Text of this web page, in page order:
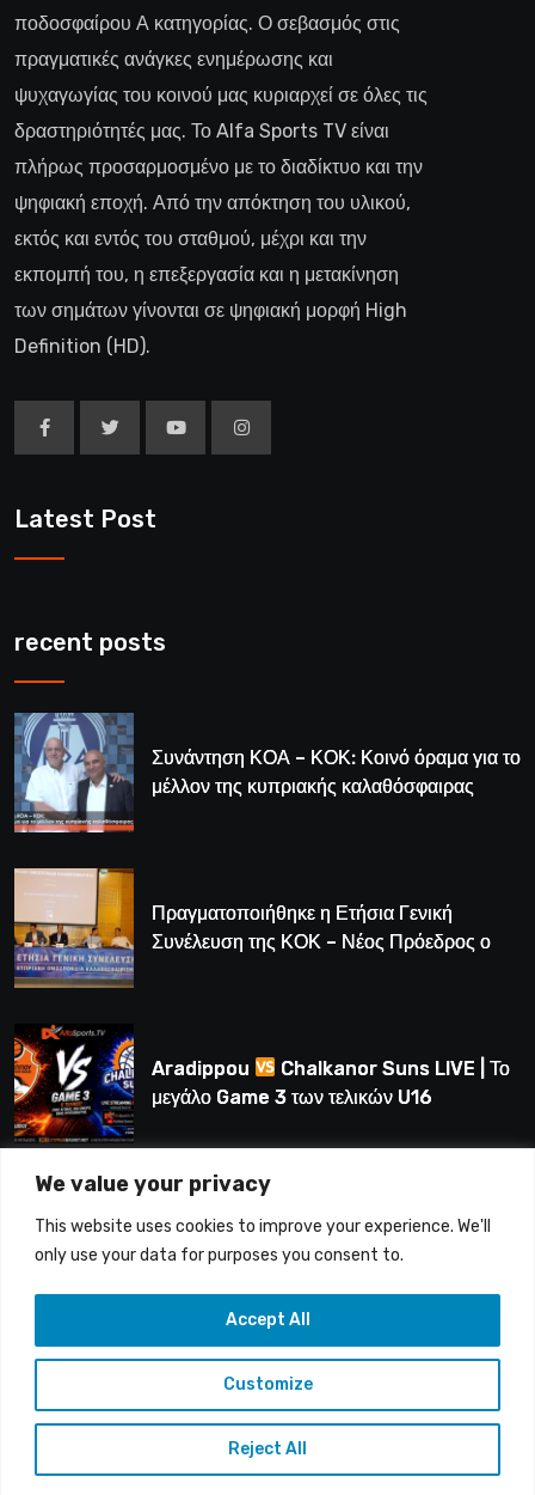
We value your privacy
This website uses cookies to improve your experience. We'll
only use your data for purposes you consent to.
Customize
Reject All
Accept All
ποδοσφαίρου Α κατηγορίας. Ο σεβασμός στις
πραγματικές ανάγκες ενημέρωσης και
ψυχαγωγίας του κοινού μας κυριαρχεί σε όλες τις
δραστηριότητές μας. Το Alfa Sports TV είναι
πλήρως προσαρμοσμένο με το διαδίκτυο και την
ψηφιακή εποχή. Από την απόκτηση του υλικού,
εκτός και εντός του σταθμού, μέχρι και την
εκπομπή του, η επεξεργασία και η μετακίνηση
των σημάτων γίνονται σε ψηφιακή μορφή High
Definition (HD).
Latest Post
recent posts
Συνάντηση ΚΟΑ – ΚΟΚ: Κοινό όραμα για το
μέλλον της κυπριακής καλαθόσφαιρας
Πραγματοποιήθηκε η Ετήσια Γενική
Συνέλευση της ΚΟΚ – Νέος Πρόεδρος ο
Aradippou
Chalkanor Suns LIVE | Το
μεγάλο Game 3 των τελικών U16
LIVE | Ύδρα Ασφαλιστική ΕΝΑΔ vs
Άτλαντας Πάφου
Copyright © 2015-26 Alfasports TV | Production of
UnitrustMedia | Contacts: info@alfasports.tv